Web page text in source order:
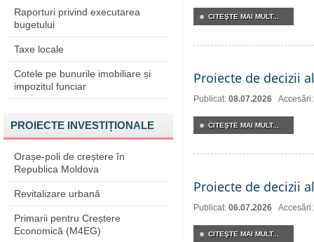
Raporturi privind executarea
bugetului
Taxe locale
Cotele pe bunurile imobiliare și
impozitul funciar
PROIECTE INVESTIȚIONALE
Orașe-poli de creștere în
Republica Moldova
Revitalizare urbană
Primarii pentru Creștere
Economică (M4EG)
CITEŞTE MAI MULT...
Proiecte de decizii
Publicat: 08.07.2026
CITEŞTE MAI MULT...
Proiecte de decizii
Publicat: 06.07.2026
CITEŞTE MAI MULT...